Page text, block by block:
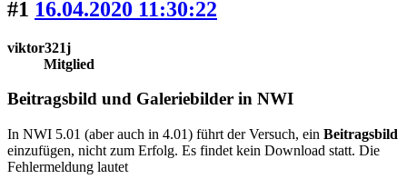
#1 16.04.2020 11:30:22
viktor321j
Mitglied
Beitragsbild und Galeriebilder in NWI
In NWI 5.01 (aber auch in 4.01) führt der Versuch, ein Beitragsbild
einzufügen, nicht zum Erfolg. Es findet kein Download statt. Die
Fehlermeldung lautet